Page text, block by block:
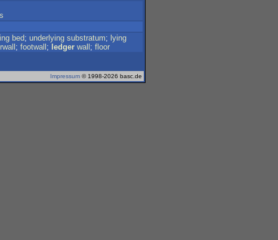
bed; underlying substratum; lying
; footwall ; ledger wall ; floor
Impressum © 1998-2026 basc.de